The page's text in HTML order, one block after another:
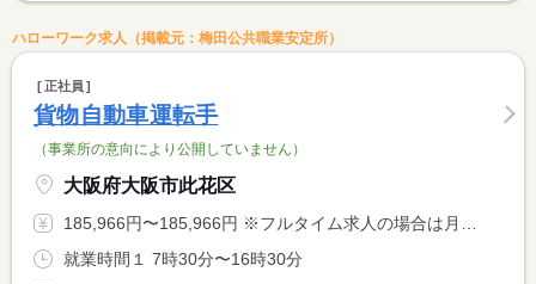
ハローワーク求人（掲載元：梅田公共職業安定所）
正社員
貨物自動車運転手
（事業所の意向により公開していません）
大阪府大阪市此花区
185,966円〜185,966円 ※フルタイム求人の場合は月額（換算額）、パート求人の場合は時間額を表示しています。
就業時間１ 7時30分〜16時30分